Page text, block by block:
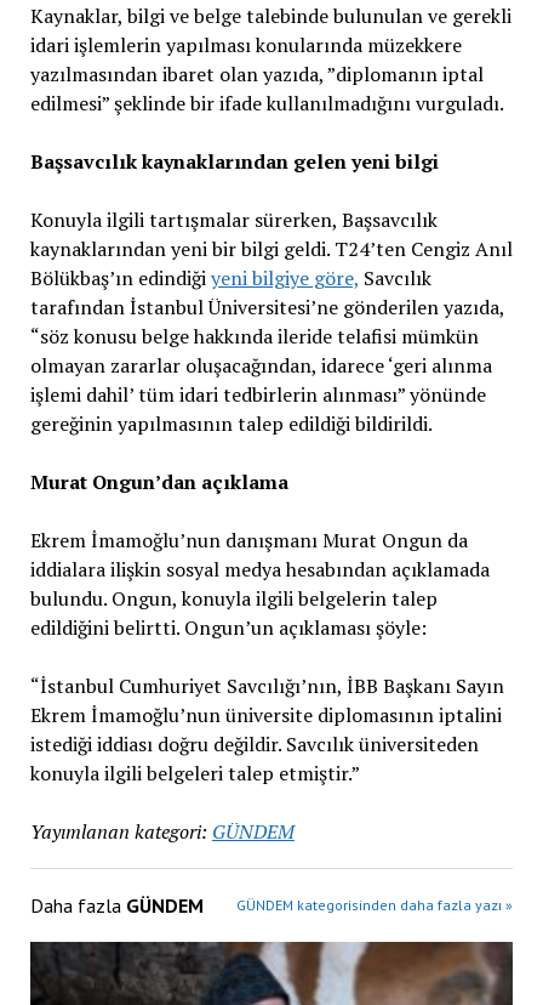
Kaynaklar, bilgi ve belge talebinde bulunulan ve gerekli
idari işlemlerin yapılması konularında müzekkere
yazılmasından ibaret olan yazıda, ”diplomanın iptal
edilmesi” şeklinde bir ifade kullanılmadığını vurguladı.
Başsavcılık kaynaklarından gelen yeni bilgi
Konuyla ilgili tartışmalar sürerken, Başsavcılık
kaynaklarından yeni bir bilgi geldi. T24’ten Cengiz Anıl
Bölükbaş’ın edindiğiyeni bilgiye göre, Savcılık
tarafından İstanbul Üniversitesi’ne gönderilen yazıda,
“söz konusu belge hakkında ileride telafisi mümkün
olmayan zararlar oluşacağından, idarece ‘geri alınma
işlemi dahil’ tüm idari tedbirlerin alınması” yönünde
gereğinin yapılmasının talep edildiği bildirildi.
Murat Ongun’dan açıklama
Ekrem İmamoğlu’nun danışmanı Murat Ongun da
iddialara ilişkin sosyal medya hesabından açıklamada
bulundu. Ongun, konuyla ilgili belgelerin talep
edildiğini belirtti. Ongun’un açıklaması şöyle:
“İstanbul Cumhuriyet Savcılığı’nın, İBB Başkanı Sayın
Ekrem İmamoğlu’nun üniversite diplomasının iptalini
istediği iddiası doğru değildir. Savcılık üniversiteden
konuyla ilgili belgeleri talep etmiştir.”
Yayımlanan kategori: GÜNDEM
Daha fazla GÜNDEM GÜNDEM kategorisinden daha fazla yazı »